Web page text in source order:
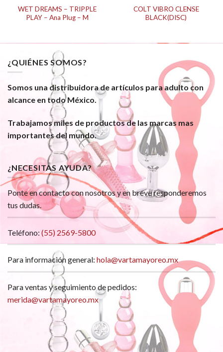
WET DREAMS – TRIPPLE
PLAY – Ana Plug – M
COLT VIBRO CLENSE
BLACK(DISC)
¿QUIÉNES SOMOS?
Somos una distribuidora de artículos para adulto con
alcance en todo México.
Trabajamos miles de productos de las marcas mas
importantes del mundo.
¿NECESITAS AYUDA?
Ponte en contacto con nosotros y en breve responderemos
tus dudas.
Teléfono: (55) 2569-5800
Para información general: hola@vartamayoreo.mx
Para ventas y seguimiento de pedidos:
merida@vartamayoreo.mx